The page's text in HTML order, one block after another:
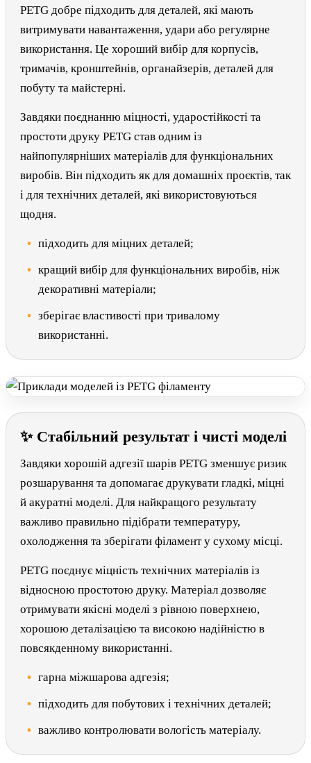
PETG добре підходить для деталей, які мають
витримувати навантаження, удари або регулярне
використання. Це хороший вибір для корпусів,
тримачів, кронштейнів, органайзерів, деталей для
побуту та майстерні.
Завдяки поєднанню міцності, ударостійкості та
простоти друку PETG став одним із
найпопулярніших матеріалів для функціональних
виробів. Він підходить як для домашніх проєктів, так
і для технічних деталей, які використовуються
щодня.
підходить для міцних деталей;
кращий вибір для функціональних виробів, ніж
декоративні матеріали;
зберігає властивості при тривалому
використанні.
✨ Стабільний результат і чисті моделі
Завдяки хорошій адгезії шарів PETG зменшує ризик
розшарування та допомагає друкувати гладкі, міцні
й акуратні моделі. Для найкращого результату
важливо правильно підібрати температуру,
охолодження та зберігати філамент у сухому місці.
PETG поєднує міцність технічних матеріалів із
відносною простотою друку. Матеріал дозволяє
отримувати якісні моделі з рівною поверхнею,
хорошою деталізацією та високою надійністю в
повсякденному використанні.
гарна міжшарова адгезія;
підходить для побутових і технічних деталей;
важливо контролювати вологість матеріалу.